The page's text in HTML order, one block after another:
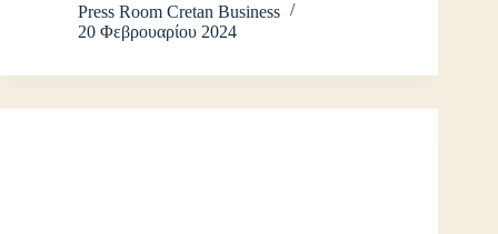
Press Room Cretan Business
20 Φεβρουαρίου 2024